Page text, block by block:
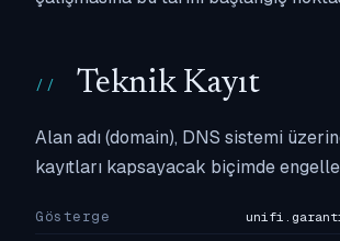
Teknik Kayıt
Alan adı (domain), DNS sistemi
kayıtları kapsayacak biçimde
Gösterge